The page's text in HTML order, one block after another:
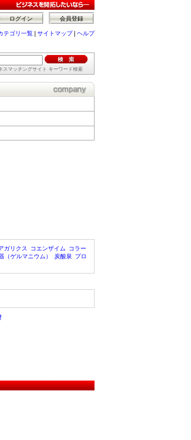
会員登録
ログイン
テゴリ一覧 サイトマップ| ヘルプ
スマッチングサイト キーワード検索
ガリクス コエンザイム コラー
（ゲルマニウム） 炭酸泉 プロ